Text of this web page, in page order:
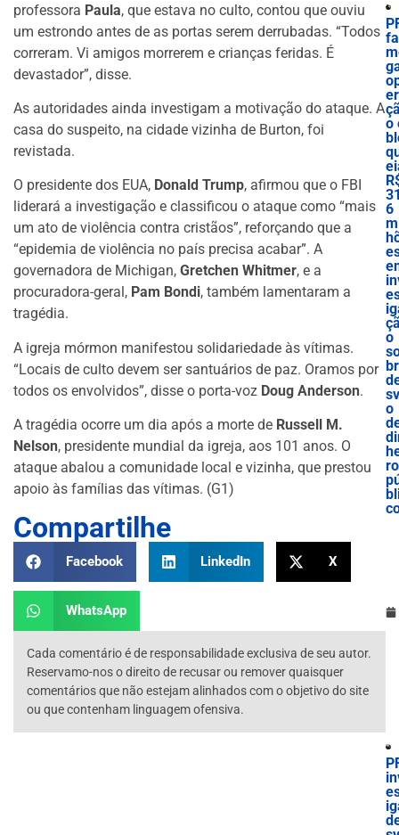
professora Paula, que estava no culto, contou que ouviu
um estrondo antes de as portas serem derrubadas. “Todos
correram. Vi amigos morrerem e crianças feridas. É
devastador”, disse.
As autoridades ainda investigam a motivação do ataque. A
casa do suspeito, na cidade vizinha de Burton, foi
revistada.
O presidente dos EUA, Donald Trump, afirmou que o FBI
liderará a investigação e classificou o ataque como “mais
um ato de violência contra cristãos”, reforçando que a
“epidemia de violência no país precisa acabar”. A
governadora de Michigan, Gretchen Whitmer, e a
procuradora-geral, Pam Bondi, também lamentaram a
tragédia.
A igreja mórmon manifestou solidariedade às vítimas.
“Locais de culto devem ser santuários de paz. Oramos por
todos os envolvidos”, disse o porta-voz Doug Anderson.
A tragédia ocorre um dia após a morte de Russell M.
Nelson, presidente mundial da igreja, aos 101 anos. O
ataque abalou a comunidade local e vizinha, que prestou
apoio às famílias das vítimas. (G1)
Compartilhe
Facebook LinkedIn X
WhatsApp
Cada comentário é de responsabilidade exclusiva de seu autor.
Reservamo-nos o direito de recusar ou remover quaisquer
comentários que não estejam alinhados com o objetivo do site
ou que contenham linguagem ofensiva.
o
6
o
o
ro